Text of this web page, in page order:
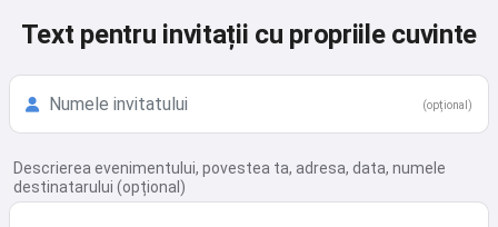
Text pentru invitații cu propriile cuvinte
(opțional)
Descrierea evenimentului, povestea ta, adresa, data, numele
destinatarului (opțional)